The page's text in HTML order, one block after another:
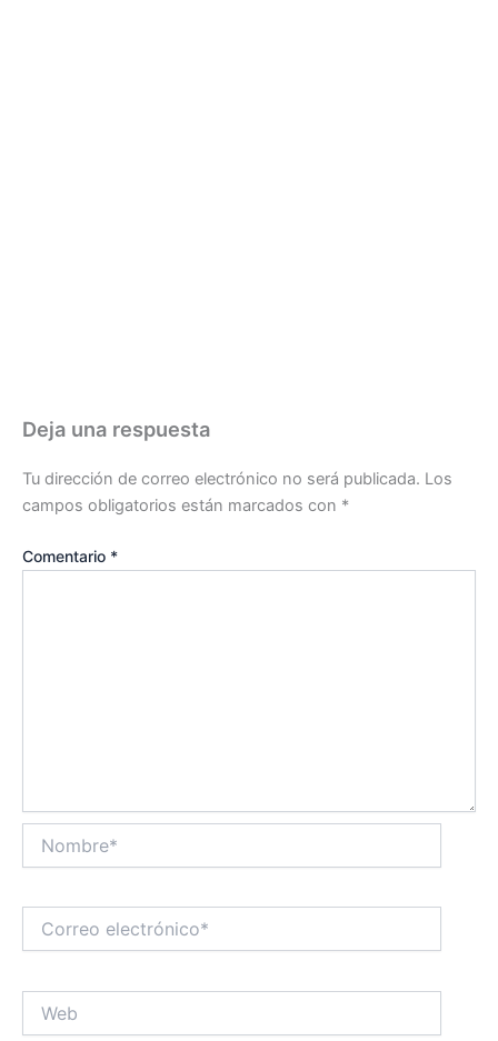
Deja una respuesta
Tu dirección de correo electrónico no será publicada. Los
campos obligatorios están marcados con *
Comentario *
electrónico*